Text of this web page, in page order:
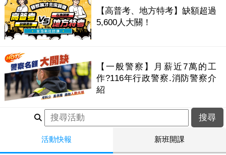
【高普考、地方特考】缺額超過
5,600人大關！
【一般警察】月薪近7萬的工
作?116年行政警察.消防警察介
紹
活動快報 新班開課